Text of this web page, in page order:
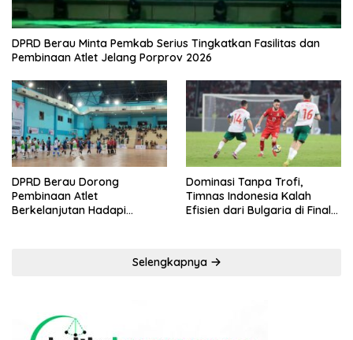
DPRD Berau Minta Pemkab Serius Tingkatkan Fasilitas dan
Pembinaan Atlet Jelang Porprov 2026
DPRD Berau Dorong
Pembinaan Atlet
Berkelanjutan Hadapi
Dominasi Tanpa Trofi,
Timnas Indonesia Kalah
Efisien dari Bulgaria di Final
Selengkapnya